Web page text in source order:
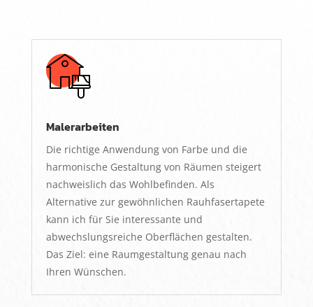
Malerarbeiten
Die richtige Anwendung von Farbe und die
harmonische Gestaltung von Räumen steigert
nachweislich das Wohlbefinden. Als
Alternative zur gewöhnlichen Rauhfasertapete
kann ich für Sie interessante und
abwechslungsreiche Oberflächen gestalten.
Das Ziel: eine Raumgestaltung genau nach
Ihren Wünschen.